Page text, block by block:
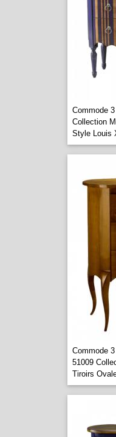
Commode
Collection
Style Louis
Commode
51009
Tiroirs